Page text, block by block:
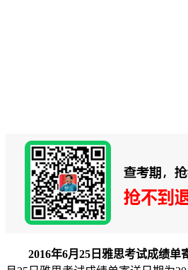
2016年6月25日雅思考试成绩单